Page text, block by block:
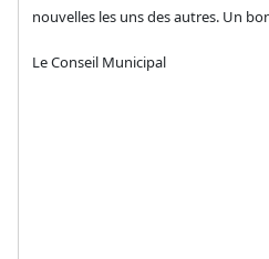
nouvelles les uns des autres. Un
Le Conseil Municipal